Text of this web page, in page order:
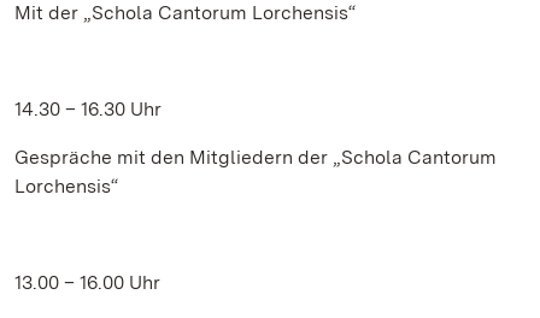
Mit der „Schola Cantorum Lorchensis“
14.30 – 16.30 Uhr
Gespräche mit den Mitgliedern der „Schola Cantorum
Lorchensis“
13.00 – 16.00 Uhr